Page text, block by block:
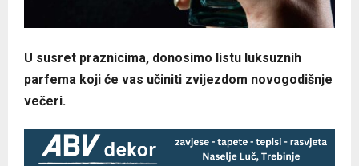
U susret praznicima, donosimo listu luksuznih
parfema koji će vas učiniti zvijezdom novogodišnje
večeri.